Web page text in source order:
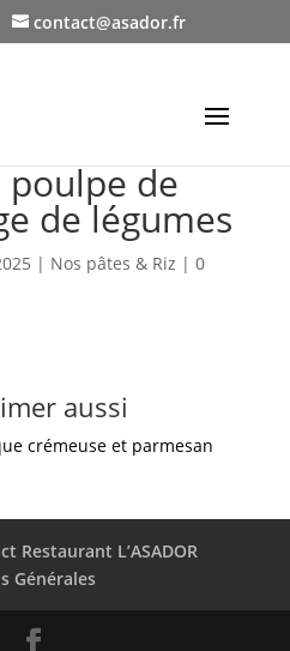
contact@asador.fr
de
de légumes
| Nos pâtes & Riz | 0
aussi
crémeuse et parmesan
Restaurant L’ASADOR
Générales